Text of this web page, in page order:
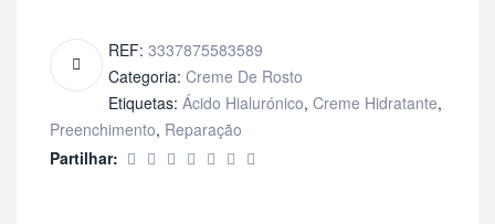
REF: 3337875583589
Categoria: Creme De Rosto
Etiquetas: Ácido Hialurónico, Creme Hidratante,
Preenchimento, Reparação
Partilhar: